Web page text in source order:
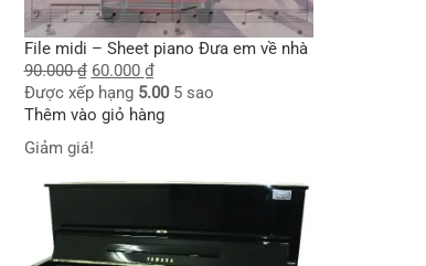
File midi – Sheet piano Đưa em về nhà
90.000₫ 60.000 ₫
Được xếp hạng 5.005 sao
Thêm vào giỏ hàng
Giảm giá!